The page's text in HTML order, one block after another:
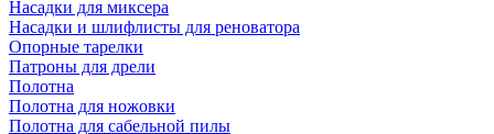
Насадки для миксера
Насадки и шлифлисты для реноватора
Опорные тарелки
Патроны для дрели
Полотна
Полотна для ножовки
Полотна для сабельной пилы